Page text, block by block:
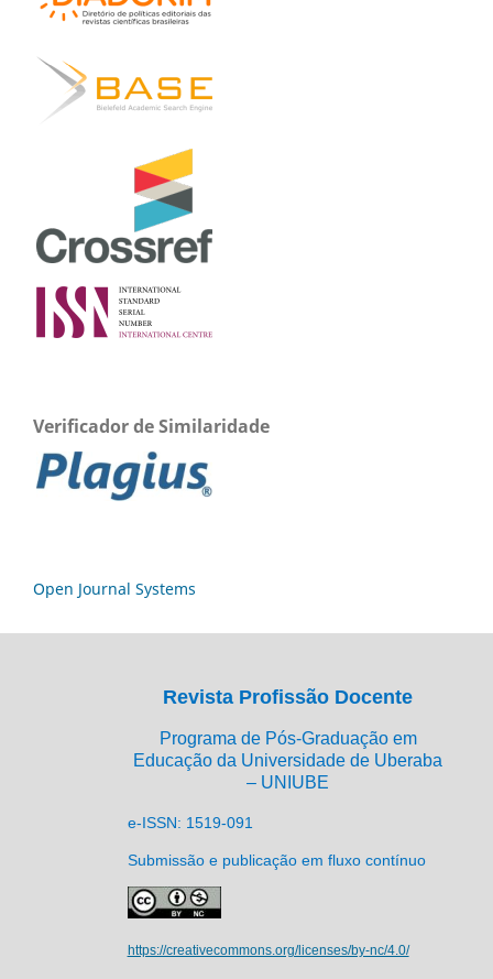
Verificador de Similaridade
Open Journal Systems
Revista Profissão Docente
Programa de Pós-Graduação em
Educação da Universidade de Uberaba
– UNIUBE
e-ISSN: 1519-091
Submissão e publicação em fluxo contínuo
https://creativecommons.org/licenses/by-nc/4.0/